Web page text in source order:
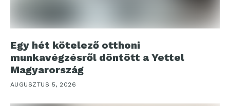
Egy hét kötelező otthoni
munkavégzésről döntött a Yettel
Magyarország
AUGUSZTUS 5, 2026